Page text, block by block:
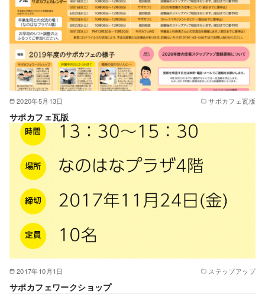
2020年5月13日 サポカフェ瓦版
サポカフェ瓦版
2017年10月1日 ステップアップ
サポカフェワークショップ